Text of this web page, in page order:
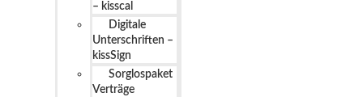
– kisscal
Digitale
Unterschriften –
kissSign
Sorglospaket
Verträge